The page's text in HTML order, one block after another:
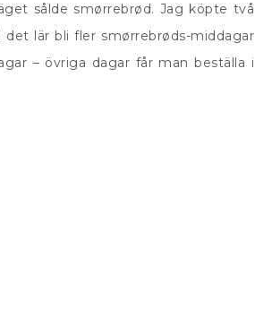
sålde smørrebrød. Jag köpte två
lär bli fler smørrebrøds-middagar
– övriga dagar får man beställa i